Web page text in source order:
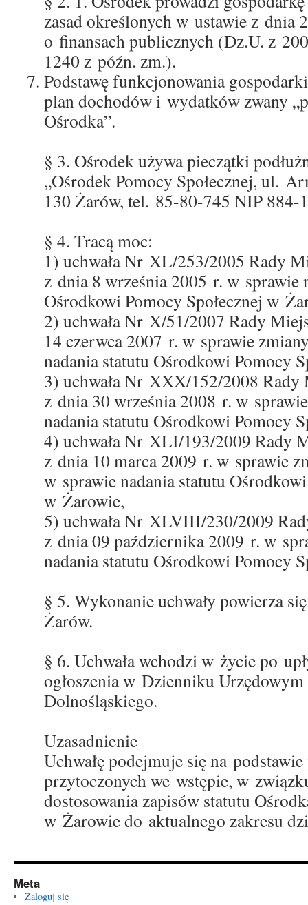
zasad określonych w ustawie z dnia
o finansach publicznych (Dz.U. z
1240 z późn. zm.).
Podstawę funkcjonowania
plan dochodów i wydatków zwany
Ośrodka”.
§ 3. Ośrodek używa pieczątki
„Ośrodek Pomocy Społecznej, ul.
130 Żarów, tel. 85-80-745 NIP 884-
§ 4. Tracą moc:
1) uchwała Nr XL/253/2005 Rady
z dnia 8 września 2005 r. w sprawie
Ośrodkowi Pomocy Społecznej w
2) uchwała Nr X/51/2007 Rady
14 czerwca 2007 r. w sprawie
nadania statutu Ośrodkowi Pomocy
3) uchwała Nr XXX/152/2008
z dnia 30 września 2008 r. w
nadania statutu Ośrodkowi Pomocy
4) uchwała Nr XLI/193/2009 Rady
z dnia 10 marca 2009 r. w sprawie
w sprawie nadania statutu
w Żarowie,
5) uchwała Nr XLVIII/230/2009
z dnia 09 października 2009 r. w
nadania statutu Ośrodkowi Pomocy
§ 5. Wykonanie uchwały powierza
Żarów.
§ 6. Uchwała wchodzi w życie po
ogłoszenia w Dzienniku
Dolnośląskiego.
Uzasadnienie
Uchwałę podejmuje się na
przytoczonych we wstępie, w
dostosowania zapisów statutu
w Żarowie do aktualnego zakresu
Meta
Zaloguj się